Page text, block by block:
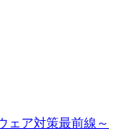
ェア対策最前線～